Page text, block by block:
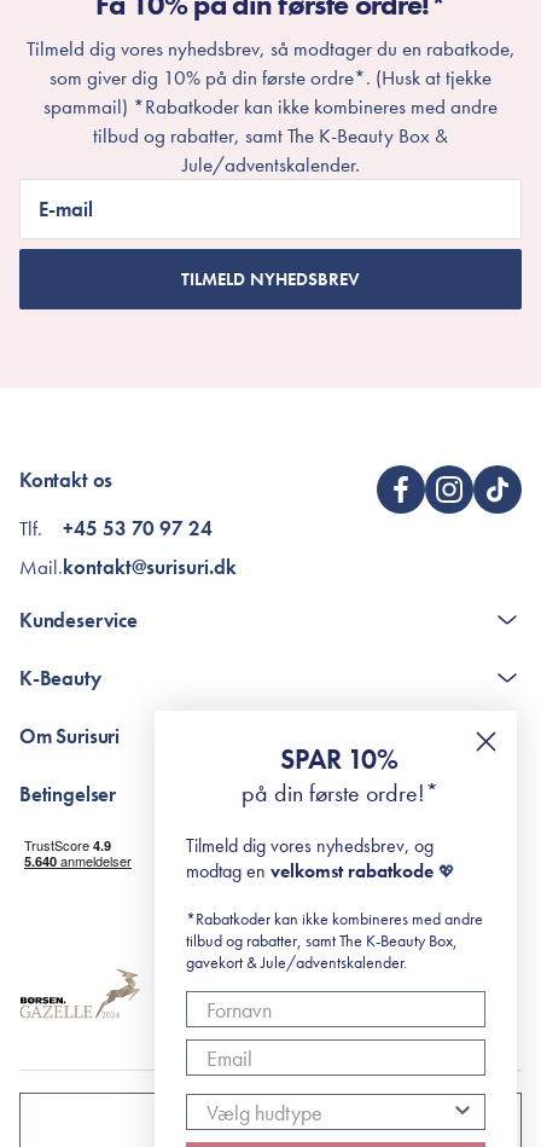
Tilmeld dig vores nyhedsbrev, så modtager du en rabatkode,
som giver dig 10% på din første ordre*. (Husk at tjekke
spammail) *Rabatkoder kan ikke kombineres med andre
tilbud og rabatter, samt The K-Beauty Box &
Jule/adventskalender.
E-mail
TILMELD NYHEDSBREV
Kontakt os
Tlf.
Mail.
+45 53 70 97 24
kontakt@surisuri.dk
Kundeservice
The K-Beauty Box - spørgsmål og svar
RE-ZIP
K-Beauty
Retinol for begyndere
surisuri's mini guide til rosacea
Om Surisuri
Black Friday
Betingelser
Levering og returnering
Handelsbetingelser
Abonnementsbetingelser
DANMARK
SPAR 10%
på din første ordre!*
Tilmeld dig vores nyhedsbrev, og
modtag en velkomst rabatkode 💖
*Rabatkoder kan ikke kombineres med andre
tilbud og rabatter, samt The K-Beauty Box,
gavekort & Jule/adventskalender.